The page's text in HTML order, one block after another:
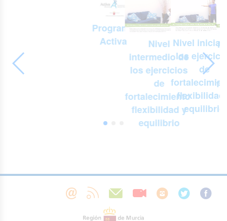
Programa
Activa
Nivel
intermedio de
los ejercicios
de
fortalecimiento,
flexibilidad y
equilibrio
Nivel inicial
los
de
flexibilidad
equilibrio